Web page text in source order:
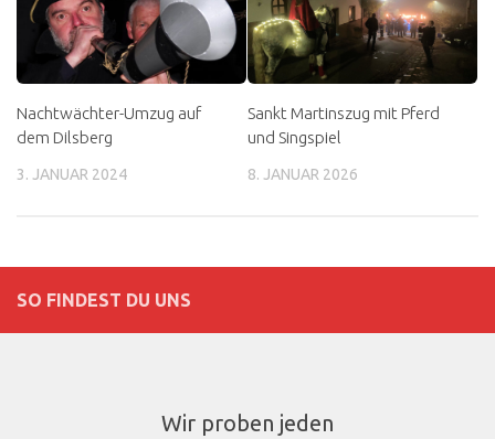
Nachtwächter-Umzug auf
dem Dilsberg
3. JANUAR 2024
Sankt Martinszug mit Pferd
und Singspiel
8. JANUAR 2026
SO FINDEST DU UNS
Wir proben jeden